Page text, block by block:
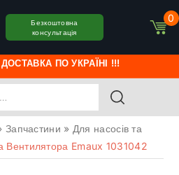
ПО УКРАЇНІ !!!
Безкоштовна
консультація
0
Запчастини » Для насосів та
Вентилятора Emaux 1031042